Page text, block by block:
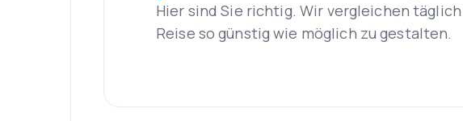
Hier sind Sie richtig. Wir vergleichen
Reise so günstig wie möglich zu gestalten.